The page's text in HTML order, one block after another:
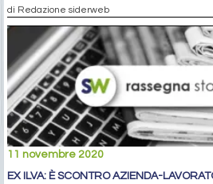
di Redazione siderweb
11 novembre 2020
EX ILVA: È SCONTRO AZIENDA-